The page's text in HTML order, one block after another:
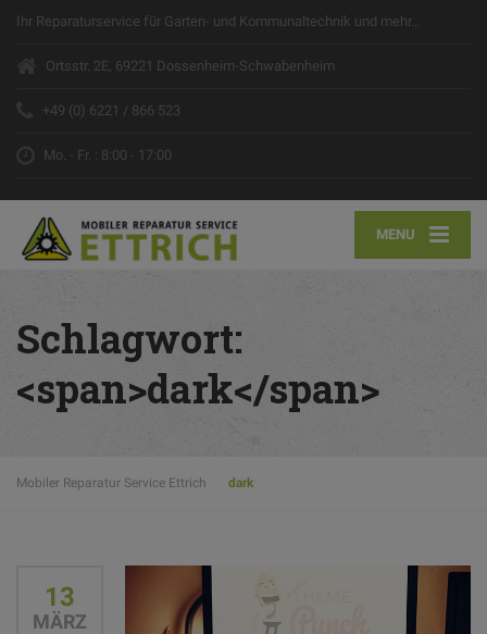
Ihr Reparaturservice für Garten- und Kommunaltechnik und mehr…
Ortsstr. 2E, 69221 Dossenheim-Schwabenheim
+49 (0) 6221 / 866 523
Mo. - Fr. : 8:00 - 17:00
MENU
Schlagwort:
<span>dark</span>
Mobiler Reparatur Service Ettrich dark
13
MÄRZ